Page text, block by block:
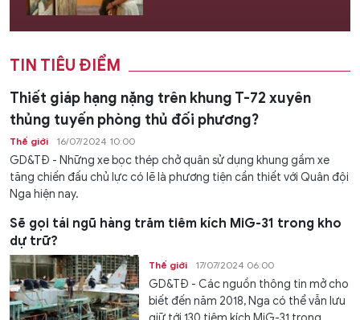
TIN TIÊU ĐIỂM
Thiết giáp hạng nặng trên khung T-72 xuyên
thủng tuyến phòng thủ đối phương?
Thế giới 16/07/2024 10:00
GD&TĐ - Những xe bọc thép chở quân sử dụng khung gầm xe
tăng chiến đấu chủ lực có lẽ là phương tiện cần thiết với Quân đội
Nga hiện nay.
Sẽ gọi tái ngũ hàng trăm tiêm kích MiG-31 trong kho
dự trữ?
Thế giới 17/07/2024 06:00
GD&TĐ - Các nguồn thông tin mở cho
biết đến năm 2018, Nga có thể vẫn lưu